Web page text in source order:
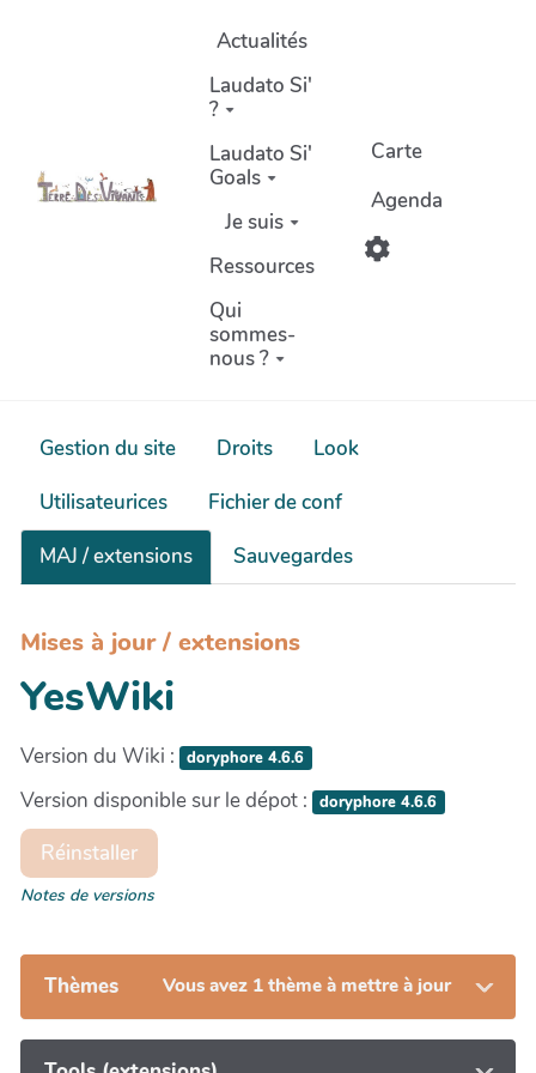
Aller au contenu principalActualités
Laudato Si'
?
Laudato Si'
Goals
Je suis
Ressources
Qui
sommes-
nous ?
Carte
Agenda
Gestion du site Droits
Look
Utilisateurices
Fichier de conf
MAJ / extensions
Sauvegardes
Mises à jour / extensions
YesWiki
Version du Wiki : doryphore 4.6.6
Version disponible sur le dépot : doryphore 4.6.6
Réinstaller
Notes de versions
Thèmes Vous avez 1 thème à mettre à jour